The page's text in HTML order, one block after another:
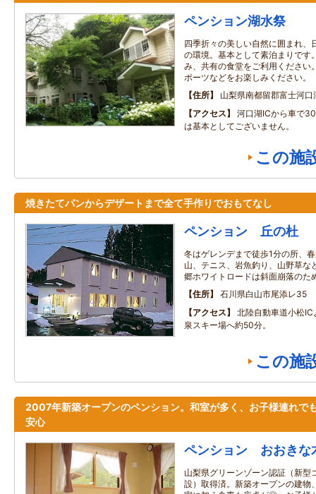
ペンション湖水祭
四季折々の美しい自然に囲まれ、
の環境。基本として素泊まりです
み、共有の食堂をご利用ください
ポーツなどをお楽しみください。
住所
山梨県南都留郡富士河口
アクセス
河口湖ICから車で
は基本としてございません。
この施
焼きたてパンからデザートまで全て手作りでおもてなし
ペンション 丘の杜
冬はゲレンデまで徒歩1分の所、
山、テニス、岩魚釣り、山野草な
郷ホワイトロードは斜面崩落のた
住所
石川県白山市尾添レ35
アクセス
北陸自動車道小松
泉スキー場へ約50分。
この施
2007年新築オープンのペンション。和室が多く、お子様連れで
安心
ペンション おおきな
山梨県グリーンゾーン認証（新型
設）取得済。新築オープンの建物